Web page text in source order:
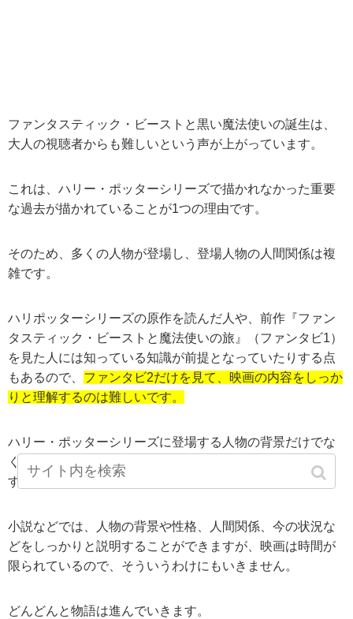
ファンタスティック・ビーストと黒い魔法使いの誕生は、
大人の視聴者からも難しいという声が上がっています。
これは、ハリー・ポッターシリーズで描かれなかった重要
な過去が描かれていることが1つの理由です。
そのため、多くの人物が登場し、登場人物の人間関係は複
雑です。
ハリポッターシリーズの原作を読んだ人や、前作『ファン
タスティック・ビーストと魔法使いの旅』（ファンタビ1）
を見た人には知っている知識が前提となっていたりする点
もあるので、 ファンタビ2だけを見て、映画の内容をしっか
りと理解するのは難しいです。
ハリー・ポッターシリーズに登場する人物の背景だけでな
く、ファンタビ２で東欧する人物たちの人間関係も複雑で
す。
小説などでは、人物の背景や性格、人間関係、今の状況な
どをしっかりと説明することができますが、映画は時間が
限られているので、そういうわけにもいきません。
どんどんと物語は進んでいきます。